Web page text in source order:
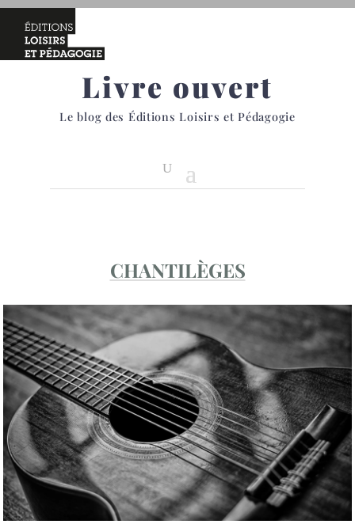
Livre ouvert
Le blog des Éditions Loisirs et Pédagogie
CHANTILÈGES